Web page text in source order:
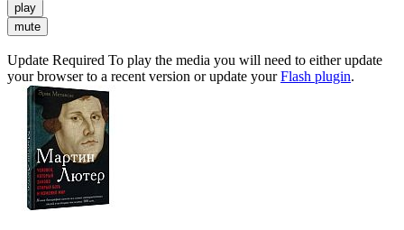
play
mute
Update Required To play the media you will need to either update
your browser to a recent version or update yourFlash plugin.